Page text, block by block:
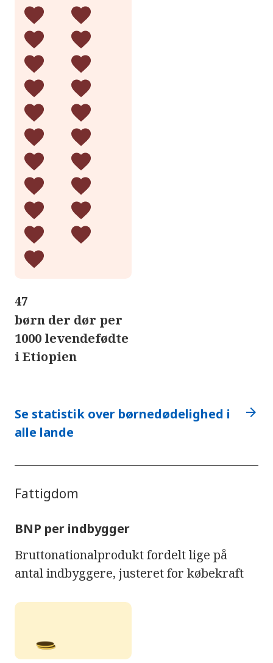
47
børn der dør per
1000 levendefødte
i Etiopien
Se statistik over børnedødelighed i
alle lande
arrow_forward
Fattigdom
BNP per indbygger
Bruttonationalprodukt fordelt lige på
antal indbyggere, justeret for købekraft